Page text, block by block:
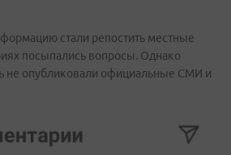
стали репостить местные
посыпались вопросы. Однако
не опубликовали официальные СМИ и